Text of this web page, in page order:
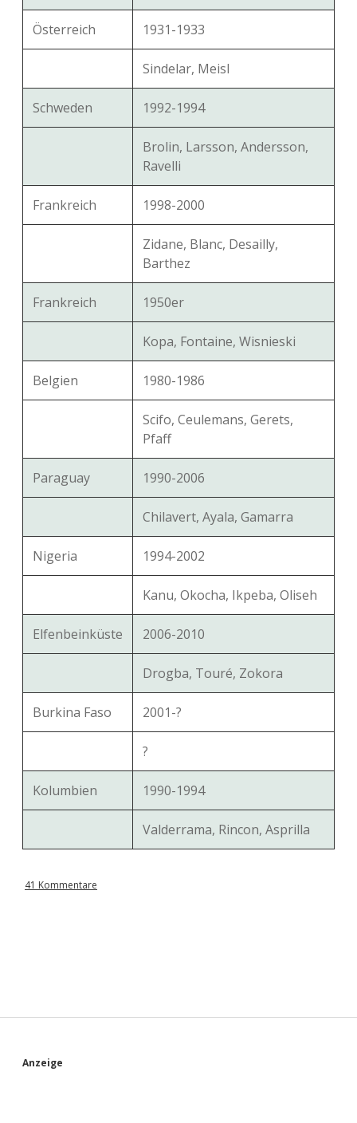
Österreich 1931-1933
Sindelar, Meisl
Schweden 1992-1994
Brolin, Larsson, Andersson,
Ravelli
Frankreich 1998-2000
Zidane, Blanc, Desailly,
Barthez
Frankreich 1950er
Kopa, Fontaine, Wisnieski
Belgien 1980-1986
Scifo, Ceulemans, Gerets,
Pfaff
Paraguay 1990-2006
Chilavert, Ayala, Gamarra
Nigeria 1994-2002
Kanu, Okocha, Ikpeba, Oliseh
Elfenbeinküste 2006-2010
Drogba, Touré, Zokora
Burkina Faso 2001-?
?
Kolumbien 1990-1994
Valderrama, Rincon, Asprilla
41 Kommentare
S
Anzeige